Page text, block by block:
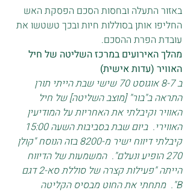
באזור התעלה ובחסות הסכם הפסקת האש
החליפו אותן בסוללות חיות ובכך טשטשו את
עובדת הפרת ההסכם.
מהלך האירועים במרכז השליטה של חיל
האוויר (עדות אישית)
ב 8-7 אוגוסט 70 שישי שבת הייתי תורן
התראה ב"בור" [מוצב השליטה] של חיל
האוויר וקיבלתי את האחריות על המודיעין
קיבלתי דיווח ישיר מ-8200 בזה הנוסח "קולן
270 הופיע ונעלם".  המשמעות של הדיווח
הייתה "פעילות קצרה של סוללת סא-2 דגם
B".  מתחתי את החוט מבסיס הקליטה